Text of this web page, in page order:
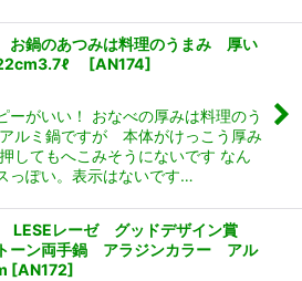
お鍋のあつみは料理のうまみ 厚い
[AN174]
ーがいい！ おなべの厚みは料理のう
ルミ鍋ですが 本体がけっこう厚み
してもへこみそうにないです なん
っぽい。表示はないです…
LESEレーゼ グッドデザイン賞
ーン両手鍋 アラジンカラー アル
[AN172]